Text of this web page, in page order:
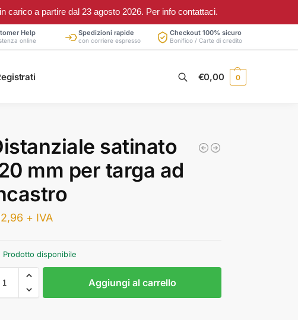
a partire dal 23 agosto 2026. Per info contattaci.
Help
online
Spedizioni rapide
con corriere espresso
Checkout 100% sicuro
Bonifico / Carte di credito
€0,00 0
satinato
mm per targa ad
+ IVA
Prodotto disponibile
Aggiungi al carrello